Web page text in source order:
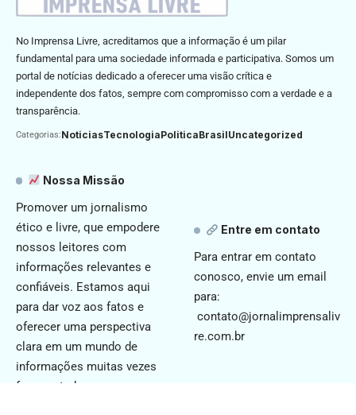
No Imprensa Livre, acreditamos que a informação é um pilar
fundamental para uma sociedade informada e participativa. Somos um
portal de notícias dedicado a oferecer uma visão crítica e
independente dos fatos, sempre com compromisso com a verdade e a
transparência.
Categorias:NoticiasTecnologiaPoliticaBrasilUncategorized
Nossa Missão
Promover um jornalismo
ético e livre, que empodere
nossos leitores com
informações relevantes e
confiáveis. Estamos aqui
para dar voz aos fatos e
oferecer uma perspectiva
clara em um mundo de
informações muitas vezes
fragmentadas.
Entre em contato
Para entrar em contato
conosco, envie um email
para:
contato@jornalimprensaliv
re.com.br